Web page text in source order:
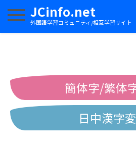
JCinfo.net
外国語学習コミュニティ/相互学習サイト
ナビゲーションを切り替える
簡体字/繁体
日中漢字